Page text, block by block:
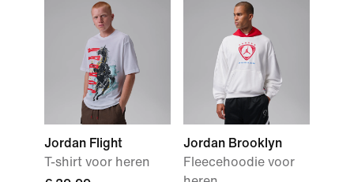
Jordan Flight
T-shirt voor heren
Jordan Brooklyn
Fleecehoodie voor